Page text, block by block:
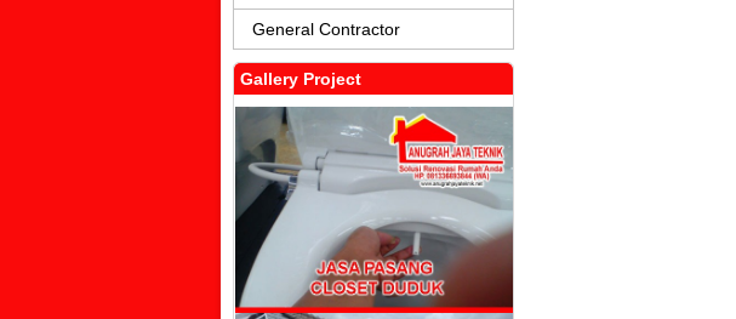
General Contractor
Gallery Project